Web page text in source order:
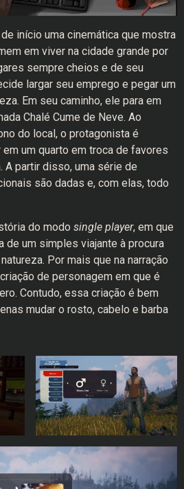
início uma cinemática que mostra
em viver na cidade grande por
sempre cheios e de seu
largar seu emprego e pegar um
Em seu caminho, ele para em
Chalé Cume de Neve. Ao
do local, o protagonista é
um quarto em troca de favores
A partir disso, uma série de
são dadas e, com elas, todo
do modo single player, em que
de um simples viajante à procura
Por mais que na narração
de personagem em que é
Contudo, essa criação é bem
mudar o rosto, cabelo e barba